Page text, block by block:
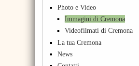
Photo e Video
Immagini di Cremona
Videofilmati di Cremona
La tua Cremona
News